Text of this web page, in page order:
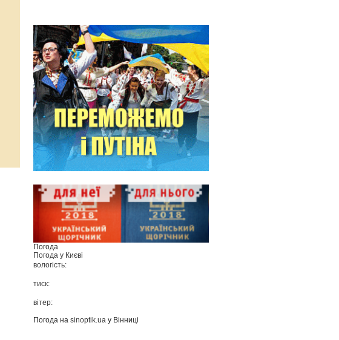
Погода
Погода у Києві
вологість:
тиск:
вітер:
Погода наsinoptik.ua у Вінниці